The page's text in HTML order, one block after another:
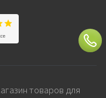
товаров для